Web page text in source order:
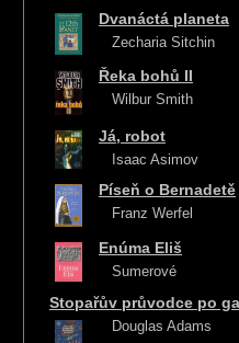
Dvanáctá planeta
Zecharia Sitchin
Řeka bohů II
Wilbur Smith
Já, robot
Isaac Asimov
Píseň o Bernadetě
Franz Werfel
Enúma Eliš
Sumerové
Stopařův průvodce po
Douglas Adams